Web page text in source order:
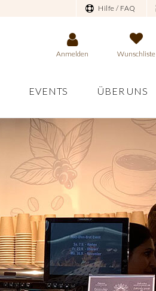
Hilfe / FAQ
Anmelden Wunschliste
EVENTS ÜBER UNS